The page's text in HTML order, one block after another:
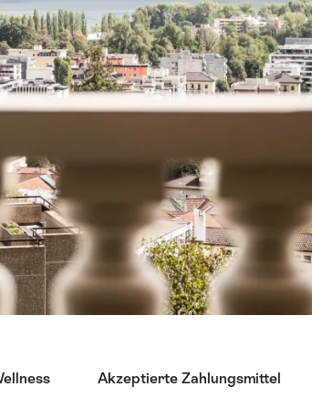
Akzeptierte Zahlungsmittel